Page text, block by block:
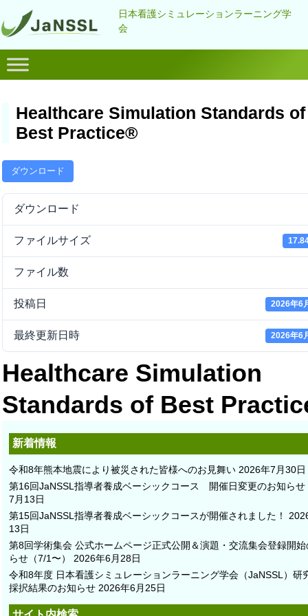
日本看護シミュレーションラーニング学
会
Healthcare Simulation Standards of
Best Practice®
ダウンロード
ダウンロード
ファイルサイズ
ファイル数
投稿日 2026年6
最終更新日時 2026年6
Healthcare Simulation
Standards of Best
新着情報
令和8年熊本地震により被災された皆様へのお見舞い 2026年7月30日
第16回JaNSSL指導者養成ベーシックコース 開催日変更のお知らせ
7月13日
第15回JaNSSL指導者養成ベーシックコースが開催されました！
13日
第8回学術集会 公式ホームページ正式公開＆演題・交流集会登録開
らせ（7/1〜）
2026年6月28日
令和8年度 日本看護シミュレーションラーニング学会（JaNSSL）研
採択結果のお知らせ 2026年6月25日